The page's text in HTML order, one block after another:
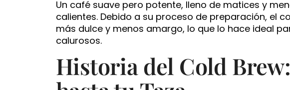
Un café suave pero potente, lleno de matices y
calientes. Debido a su proceso de preparación, el
más dulce y menos amargo, lo que lo hace ideal
calurosos.
Historia del Cold